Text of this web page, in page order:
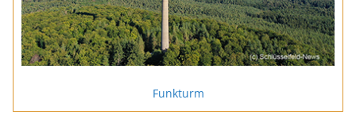
Funkturm